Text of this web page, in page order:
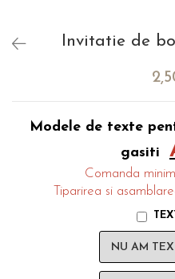
Invitatie de
Modele de texte
gasiti
Comanda
Tiparirea si